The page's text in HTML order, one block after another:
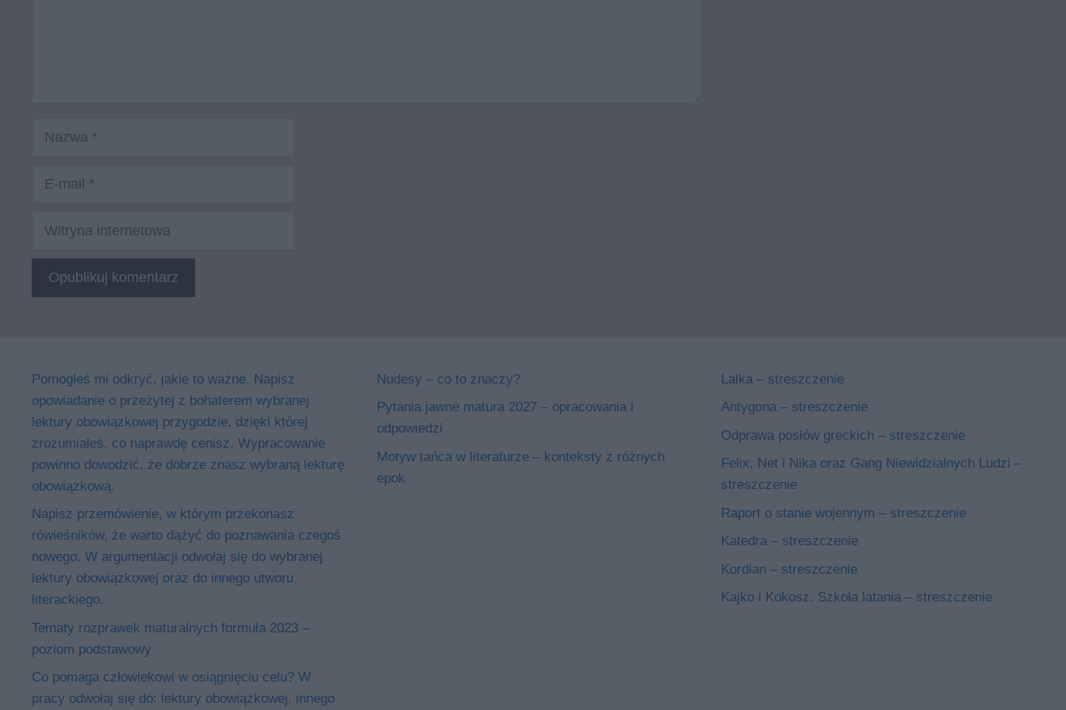
Witryna
internetowa
Pomogłeś mi odkryć, jakie to ważne. Napisz
opowiadanie o przeżytej z bohaterem wybranej
lektury obowiązkowej przygodzie, dzięki której
zrozumiałeś, co naprawdę cenisz. Wypracowanie
powinno dowodzić, że dobrze znasz wybraną lekturę
obowiązkową.
Napisz przemówienie, w którym przekonasz
rówieśników, że warto dążyć do poznawania czegoś
nowego. W argumentacji odwołaj się do wybranej
lektury obowiązkowej oraz do innego utworu
literackiego.
Tematy rozprawek maturalnych formuła 2023 –
poziom podstawowy
Co pomaga człowiekowi w osiągnięciu celu? W
pracy odwołaj się do: lektury obowiązkowej, innego
Nudesy – co to znaczy?
Pytania jawne matura 2027 – opracowania i
odpowiedzi
Motyw tańca w literaturze – konteksty z różnych
epok
Lalka – streszczenie
Antygona – streszczenie
Odprawa posłów greckich – streszczenie
Felix, Net i Nika oraz Gang Niewidzialnych Ludzi –
streszczenie
Raport o stanie wojennym – streszczenie
Katedra – streszczenie
Kordian – streszczenie
Kajko i Kokosz. Szkoła latania – streszczenie